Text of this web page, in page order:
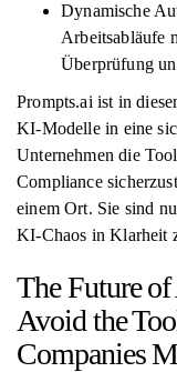
Dynamische
Arbeitsabläufe
Überprüfung
Prompts.ai ist in
KI-Modelle in eine
Unternehmen die
Compliance
einem Ort. Sie sind
KI-Chaos in Klarheit
The Future
Avoid the
Companies